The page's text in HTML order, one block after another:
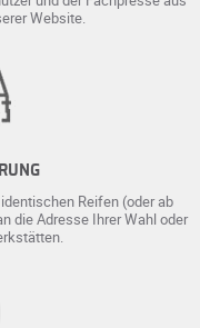
Website.
Reifen (oder ab
die Adresse Ihrer Wahl oder